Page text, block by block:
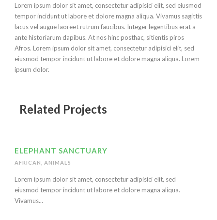
Lorem ipsum dolor sit amet, consectetur adipisici elit, sed eiusmod
tempor incidunt ut labore et dolore magna aliqua. Vivamus sagittis
lacus vel augue laoreet rutrum faucibus. Integer legentibus erat a
ante historiarum dapibus. At nos hinc posthac, sitientis piros
Afros. Lorem ipsum dolor sit amet, consectetur adipisici elit, sed
eiusmod tempor incidunt ut labore et dolore magna aliqua. Lorem
ipsum dolor.
Related Projects
ELEPHANT SANCTUARY
AFRICAN ANIMALS
Lorem ipsum dolor sit amet, consectetur adipisici elit, sed
eiusmod tempor incidunt ut labore et dolore magna aliqua.
Vivamus...